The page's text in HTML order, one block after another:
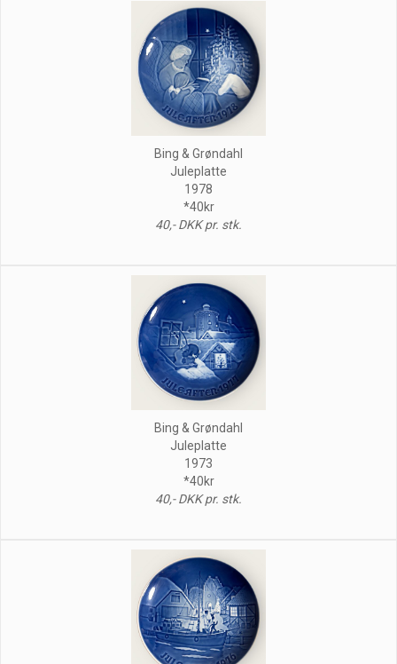
Bing & Grøndahl
Juleplatte
1978
*40kr
40,- DKK pr. stk.
Bing & Grøndahl
Juleplatte
1973
*40kr
40,- DKK pr. stk.